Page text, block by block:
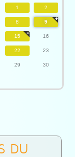
1 2
8 9
15 16
22 23
29 30
DU